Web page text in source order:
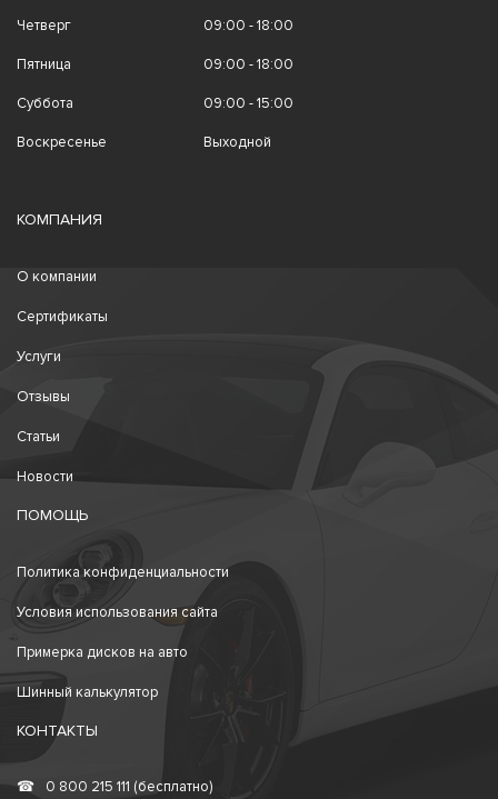
Четверг 09:00 - 18:00
Пятница 09:00 - 18:00
Суббота 09:00 - 15:00
Воскресенье Выходной
КОМПАНИЯ
О компании
Сертификаты
Услуги
Отзывы
Статьи
Новости
ПОМОЩЬ
Политика конфиденциальности
Условия использования сайта
Примерка дисков на авто
Шинный калькулятор
КОНТАКТЫ
☎ 0 800 215 111 (бесплатно)